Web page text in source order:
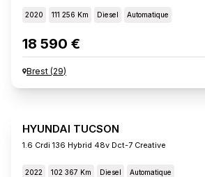
2020 111 256 Km Diesel Automatique
18 590 €
Brest (29)
HYUNDAI TUCSON
1.6 Crdi 136 Hybrid 48v Dct-7 Creative
2022 102 367 Km Diesel Automatique